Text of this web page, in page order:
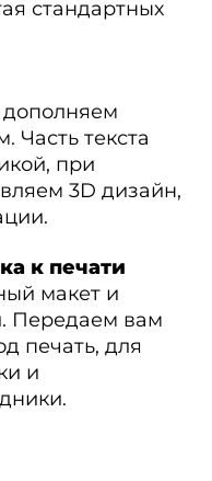
стандартных
дополняем
Часть текста
при
3D дизайн,
к печати
макет и
Передаем вам
печать, для
и